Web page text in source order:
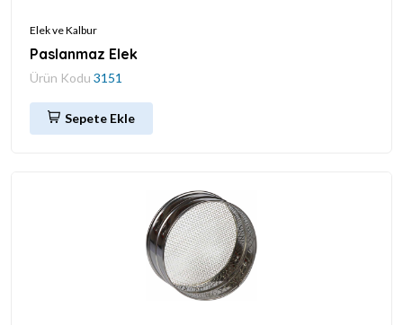
Elek ve Kalbur
Paslanmaz Elek
Ürün Kodu 3151
Sepete Ekle